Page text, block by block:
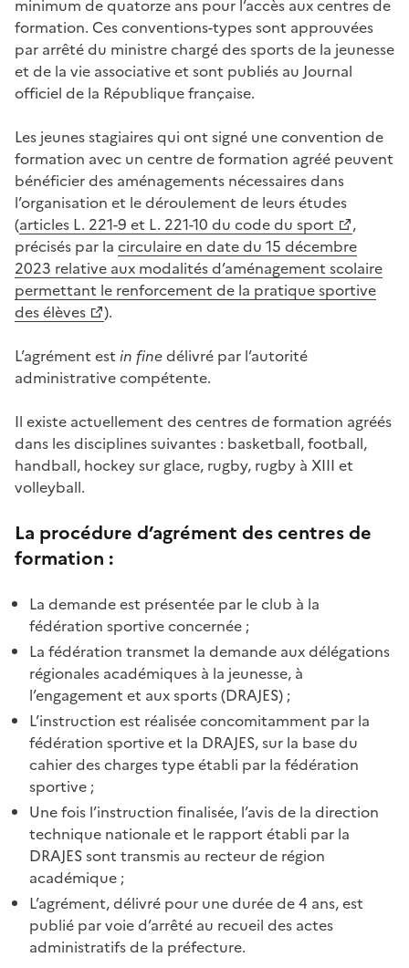
minimum de quatorze ans pour l’accès aux centres de
formation. Ces conventions-types sont approuvées
par arrêté du ministre chargé des sports de la jeunesse
et de la vie associative et sont publiés au Journal
officiel de la République française.
Les jeunes stagiaires qui ont signé une convention de
formation avec un centre de formation agréé peuvent
bénéficier des aménagements nécessaires dans
l’organisation et le déroulement de leurs études
(articles L. 221-9 et L. 221-10 du code du sport
,
précisés par la circulaire en date du 15 décembre
2023 relative aux modalités d’aménagement scolaire
permettant le renforcement de la pratique sportive
des élèves
).
L’agrément est in finedélivré par l’autorité
administrative compétente.
Il existe actuellement des centres de formation agréés
dans les disciplines suivantes : basketball, football,
handball, hockey sur glace, rugby, rugby à XIII et
volleyball.
La procédure d’agrément des centres de
formation :
La demande est présentée par le club à la
fédération sportive concernée ;
La fédération transmet la demande aux délégations
régionales académiques à la jeunesse, à
l’engagement et aux sports (DRAJES) ;
L’instruction est réalisée concomitamment par la
fédération sportive et la DRAJES, sur la base du
cahier des charges type établi par la fédération
sportive ;
Une fois l’instruction finalisée, l’avis de la direction
technique nationale et le rapport établi par la
DRAJES sont transmis au recteur de région
académique ;
L’agrément, délivré pour une durée de 4 ans, est
publié par voie d’arrêté au recueil des actes
administratifs de la préfecture.